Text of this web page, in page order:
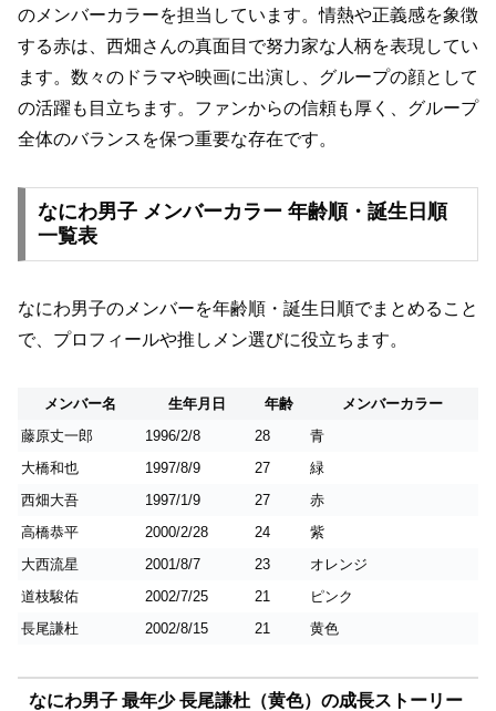
のメンバーカラーを担当しています。情熱や正義感を象徴
する赤は、西畑さんの真面目で努力家な人柄を表現してい
ます。数々のドラマや映画に出演し、グループの顔として
の活躍も目立ちます。ファンからの信頼も厚く、グループ
全体のバランスを保つ重要な存在です。
なにわ男子 メンバーカラー 年齢順・誕生日順
一覧表
なにわ男子のメンバーを年齢順・誕生日順でまとめること
で、プロフィールや推しメン選びに役立ちます。
メンバー名 生年月日 年齢
メンバーカラー
藤原丈一郎
1996/2/8 28
青
大橋和也
1997/8/9 27
緑
西畑大吾
1997/1/9 27
赤
高橋恭平
2000/2/28 24
紫
大西流星
2001/8/7 23
オレンジ
道枝駿佑
2002/7/25 21
ピンク
長尾謙杜
2002/8/15 21 黄色
なにわ男子 最年少 長尾謙杜（黄色）の成長ストーリー